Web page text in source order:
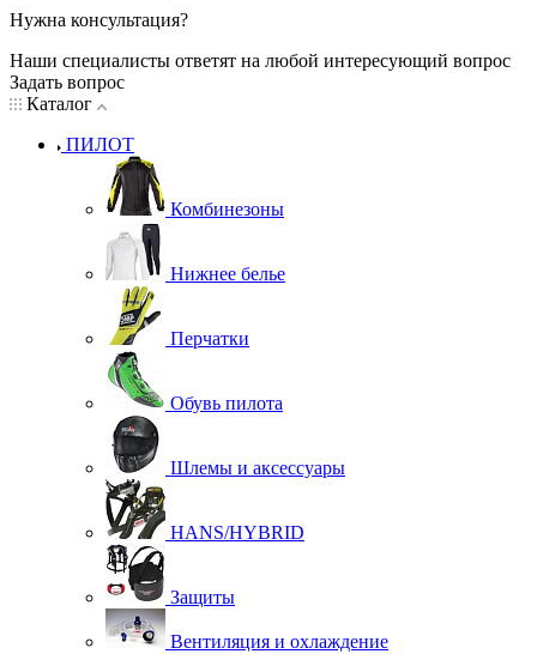
Нужна консультация?
Наши специалисты ответят на любой интересующий вопрос
Задать вопрос
Каталог
ПИЛОТ
Комбинезоны
Нижнее белье
Перчатки
Обувь пилота
Шлемы и аксессуары
HANS/HYBRID
Защиты
Вентиляция и охлаждение